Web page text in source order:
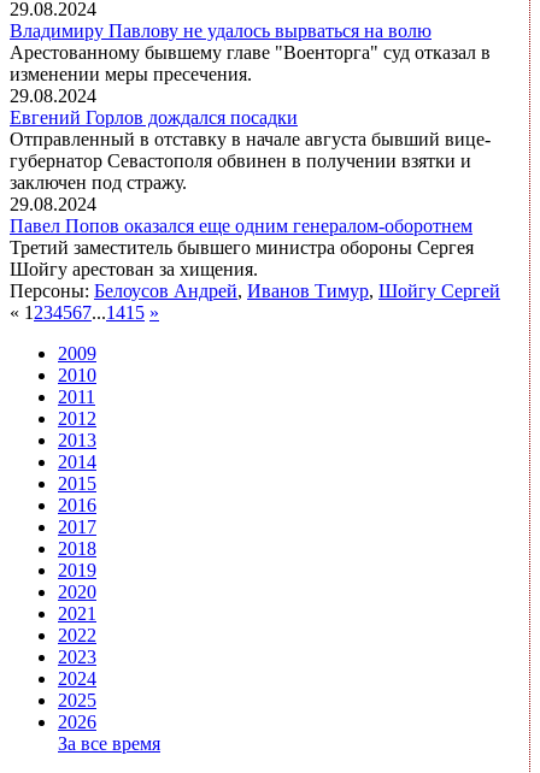
29.08.2024
Владимиру Павлову не удалось вырваться на волю
Арестованному бывшему главе "Военторга" суд отказал в
изменении меры пресечения.
29.08.2024
Евгений Горлов дождался посадки
Отправленный в отставку в начале августа бывший вице-
губернатор Севастополя обвинен в получении взятки и
заключен под стражу.
29.08.2024
Павел Попов оказался еще одним генералом-оборотнем
Третий заместитель бывшего министра обороны Сергея
Шойгу арестован за хищения.
Персоны: Белоусов Андрей, Иванов Тимур, Шойгу Сергей
« 1 234567...1415 »
2009
2010
2011
2012
2013
2014
2015
2016
2017
2018
2019
2020
2021
2022
2023
2024
2025
2026
За все время